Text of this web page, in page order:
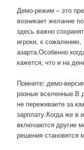
Демо-режим – это
возникает желание
здесь важно
игроки, к
азарта.Особенно
кажется, что и на
Помните: демо-
разные вселенные.В
не переживаете за
зарплату.Когда же в
включаются другие
решения становятся